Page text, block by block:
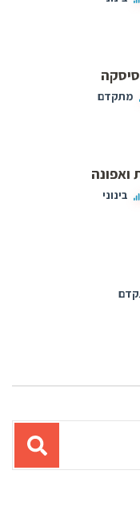
מתקדם
ואפונה
בינוני